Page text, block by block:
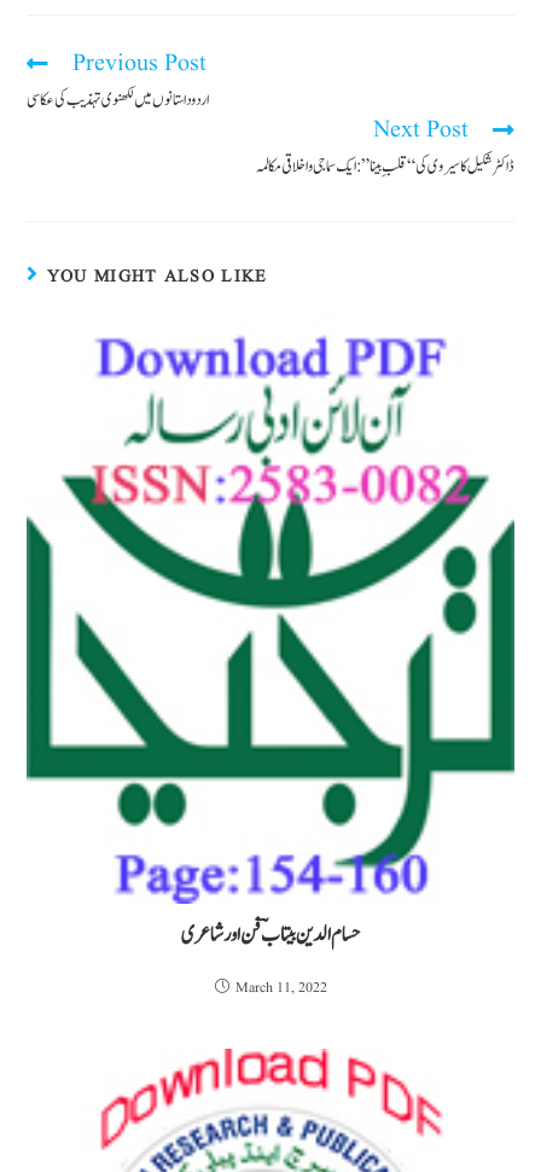
Previous Post
اردو داستانوں میں لکھنوی تہذیب کی عکاسی
Next Post
ڈاکٹر شکیل کاسیروی کی “قلبِ بینا”: ایک سماجی و اخلاقی مکالمہ
YOU MIGHT ALSO LIKE
حسام الدین بیتابؔ فن اور شاعری
March 11, 2022